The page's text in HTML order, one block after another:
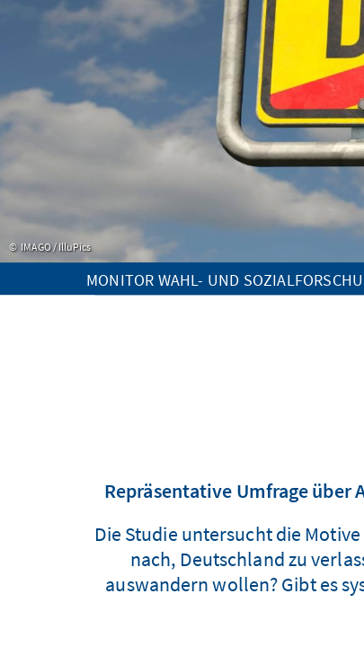
IMAGO / IlluPics
MONITOR WAHL- UND
Repräsentative Umfrage über
Die Studie untersucht die
nach, Deutschland zu
auswandern wollen? Gibt es